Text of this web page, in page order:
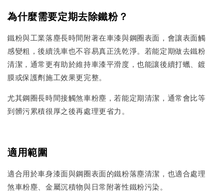
為什麼需要定期去除鐵粉？
鐵粉與工業落塵長時間附著在車漆與鋼圈表面，會讓表面觸
感變粗，後續洗車也不容易真正洗乾淨。若能定期做去鐵粉
清潔，通常更有助於維持車漆平滑度，也能讓後續打蠟、鍍
膜或保護劑施工效果更完整。
尤其鋼圈長時間接觸煞車粉塵，若能定期清潔，通常會比等
到髒污累積很厚之後再處理更省力。
適用範圍
適合用於車身漆面與鋼圈表面的鐵粉落塵清潔，也適合處理
煞車粉塵、金屬沉積物與日常附著性鐵粉污染。